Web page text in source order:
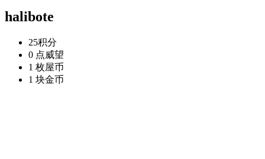
halibote
25积分
0 点威望
1 枚屋币
1 块金币